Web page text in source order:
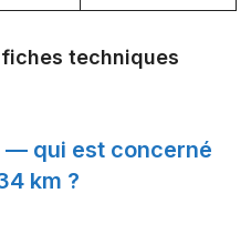
fiches techniques
— qui est concerné
km ?